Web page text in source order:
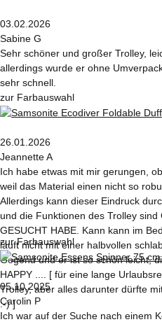
03.02.2026
Sabine G
Sehr schöner und großer Trolley,
allerdings wurde er ohne
sehr schnell.
zur Farbauswahl
26.01.2026
Jeannette A
Ich habe etwas mit mir gerungen,
weil das Material einen nicht so
Allerdings kann dieser Eindruck
und die Funktionen des Trolley sind
GESUCHT HABE. Kann kann im
läuft nicht mit einer halbvollen
Gegend und er ist so schön leicht,
HAPPY .... [ für eine lange
Trolley, aber alles darunter dürfte
:-) ]
zur Farbauswahl
05.10.2025
Carolin P
Ich war auf der Suche nach einem